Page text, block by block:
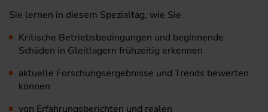
Sie lernen in diesem Spezialtag, wie Sie
Kritische Betriebsbedingungen und beginnende
Schäden in Gleitlagern frühzeitig erkennen
aktuelle Forschungsergebnisse und Trends bewerten
können
von Erfahrungsberichten und realen